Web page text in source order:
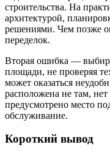
строительства. На
архитектурой,
решениями. Чем позже
переделок.
Вторая ошибка —
площади, не проверяя
может оказаться
расположена не там,
предусмотрено место
обслуживание.
Короткий вывод